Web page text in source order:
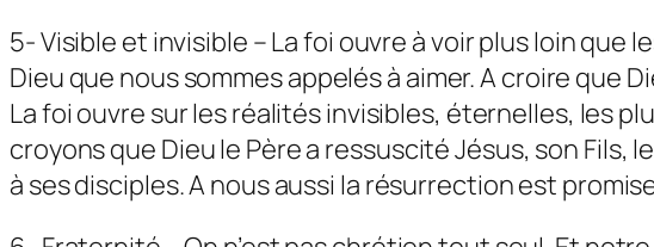
5- Visible et invisible – La foi ouvre à voir plus loin
Dieu que nous sommes appelés à aimer. A croire que
La foi ouvre sur les réalités invisibles, éternelles, les
croyons que Dieu le Père a ressuscité Jésus, son
à ses disciples. A nous aussi la résurrection est